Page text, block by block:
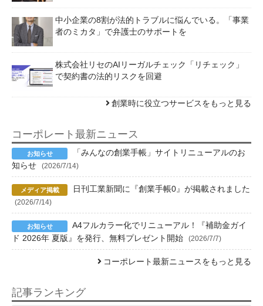
中小企業の8割が法的トラブルに悩んでいる。「事業
者のミカタ」で弁護士のサポートを
株式会社リセのAIリーガルチェック「リチェック」
で契約書の法的リスクを回避
創業時に役立つサービスをもっと見る
コーポレート最新ニュース
「みんなの創業手帳」サイトリニューアルのお
知らせ
(2026/7/14)
日刊工業新聞に『創業手帳0』が掲載されました
(2026/7/14)
A4フルカラー化でリニューアル！『補助金ガイ
ド 2026年 夏版』を発行、無料プレゼント開始
(2026/7/7)
コーポレート最新ニュースをもっと見る
記事ランキング